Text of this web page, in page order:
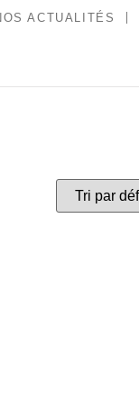
ACTUALITÉS